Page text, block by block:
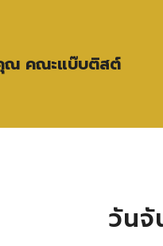
ณ คณะแบ๊บติสต์
วันจั